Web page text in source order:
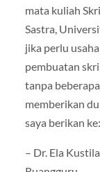
mata kuliah
Sastra,
jika perlu
pembuatan
tanpa
memberikan
saya berikan ke:
– Dr. Ela